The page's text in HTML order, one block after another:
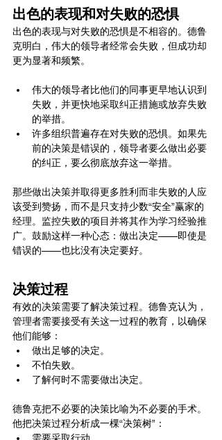
出色的表现和对失败的恐惧
出色的表现与对失败的恐惧是不相容的。德鲁
克明白，伟大的领导者经常会失败，但成功却
更为显著和频繁。
伟大的领导者比他们的同事更早地认识到
失败，并更快地采取纠正措施或放弃失败
的举措。
许多组织普遍存在对失败的恐惧。如果先
前的决策是错误的，领导者要么做出必要
的纠正，要么彻底放弃这一举措。
那些做出决策并取得更多胜利而非失败的人应
该受到赞扬，而不是只支持少数“安全”赢家的
经理。监控失败的项目并将其作为学习经验推
广。鼓励这样一种心态：做出决定——即使是
错误的——也比没有决定要好。
决策过程
有效的决策需要了解决策过程。德鲁克认为，
管理者需要接受有关这一过程的教育，以确保
他们能够：
做出足够的决定。
不怕失败。
了解何时不需要做出决定。
德鲁克把不必要的决策比喻为不必要的手术。
他把决策过程分析成一棵“决策树”：